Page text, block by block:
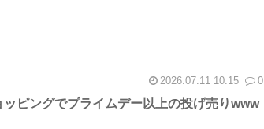
2026.07.11 10:15 0
ピングでプライムデー以上の投げ売りwww